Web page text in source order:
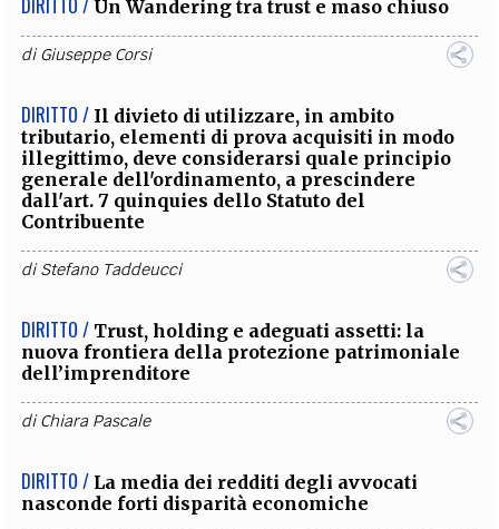
Un Wandering tra trust e maso chiuso
diGiuseppe Corsi
DIRITTO / Il divieto di utilizzare, in ambito
tributario, elementi di prova acquisiti in modo
illegittimo, deve considerarsi quale principio
generale dell'ordinamento, a prescindere
dall'art. 7 quinquies dello Statuto del
Contribuente
diStefano Taddeucci
DIRITTO / Trust, holding e adeguati assetti: la
nuova frontiera della protezione patrimoniale
dell’imprenditore
diChiara Pascale
DIRITTO / La media dei redditi degli avvocati
nasconde forti disparità economiche